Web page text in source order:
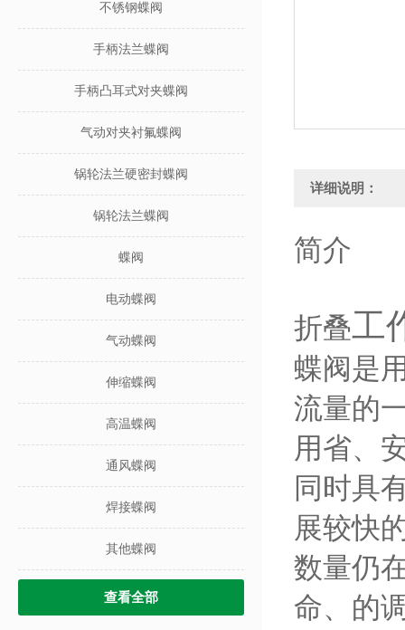
不锈钢蝶阀
手柄法兰蝶阀
手柄凸耳式对夹蝶阀
气动对夹衬氟蝶阀
锅轮法兰硬密封蝶阀
锅轮法兰蝶阀
蝶阀
电动蝶阀
气动蝶阀
伸缩蝶阀
高温蝶阀
通风蝶阀
焊接蝶阀
其他蝶阀
查看全部
详细说明：
简介
折叠工
蝶阀是
流量的
用省、
同时具
展较快
数量仍
命、的